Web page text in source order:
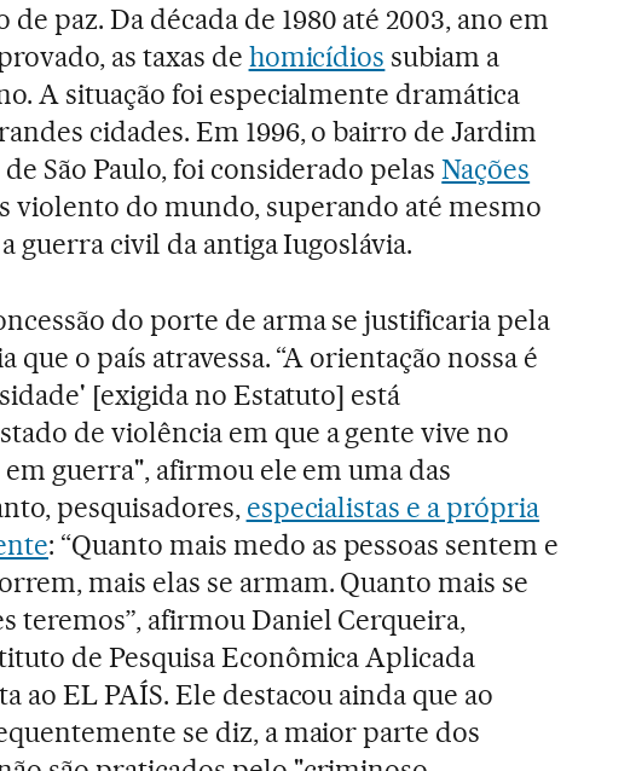
paz. Da década de 1980 até 2003, ano em
as taxas de homicídios subiam a
A situação foi especialmente dramática
cidades. Em 1996, o bairro de Jardim
São Paulo, foi considerado pelasNações
violento do mundo, superando até mesmo
guerra civil da antiga Iugoslávia.
do porte de arma se justificaria pela
que o país atravessa. “A orientação nossa é
[exigida no Estatuto] está
de violência em que a gente vive no
guerra", afirmou ele em uma das
pesquisadores, especialistas e a própria
: “Quanto mais medo as pessoas sentem e
mais elas se armam. Quanto mais se
teremos”, afirmou Daniel Cerqueira,
de Pesquisa Econômica Aplicada
ao EL PAÍS. Ele destacou ainda que ao
se diz, a maior parte dos